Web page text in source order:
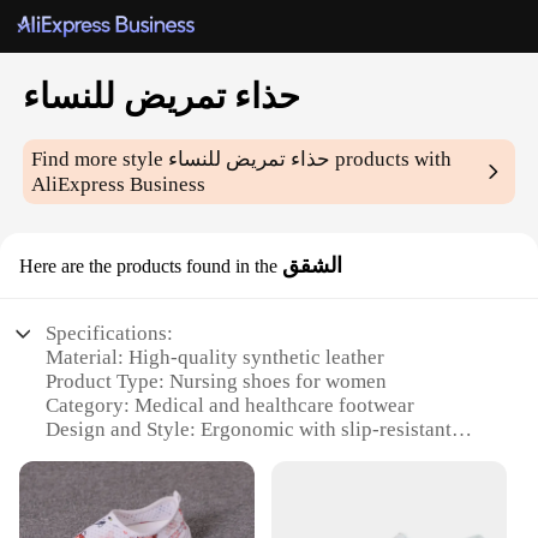
حذاء تمريض للنساء
Find more style حذاء تمريض للنساء products with
AliExpress Business
Here are the products found in the الشقق
Specifications:
Material: High-quality synthetic leather
Product Type: Nursing shoes for women
Category: Medical and healthcare footwear
Design and Style: Ergonomic with slip-resistant
Usage and Purpose: Designed for nurses and
healthcare professionals
Performance and Property: Durable, lightweight,